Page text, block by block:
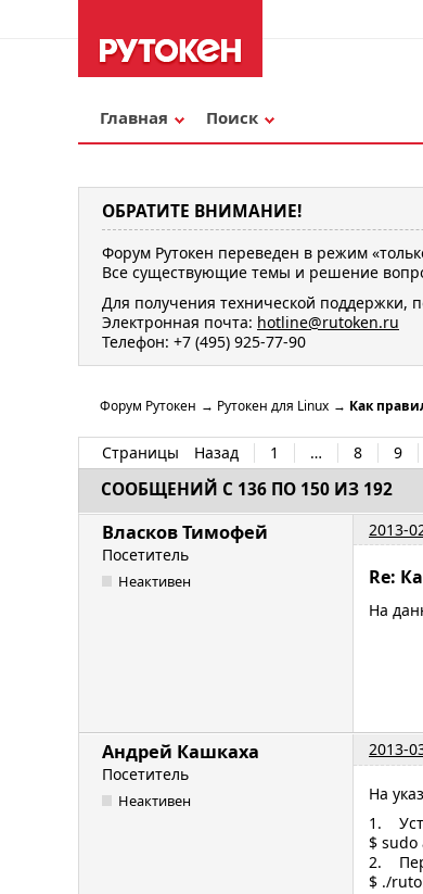
Главная Поиск
ОБРАТИТЕ ВНИМАНИЕ!
Форум Рутокен переведен в режим
Все существующие темы и решение
Для получения технической поддержки,
Электронная почта: hotline@rutoken.ru
Телефон: +7 (495) 925-77-90
Форум Рутокен → Рутокен для Linux → Как
Страницы Назад 1 … 8 9
СООБЩЕНИЙ С 136 ПО 150 ИЗ 192
Власков Тимофей
2013-
Посетитель
Неактивен Re:
На
Андрей Кашкаха
2013-
Посетитель
Неактивен
На
1.
$
2.
$ ./